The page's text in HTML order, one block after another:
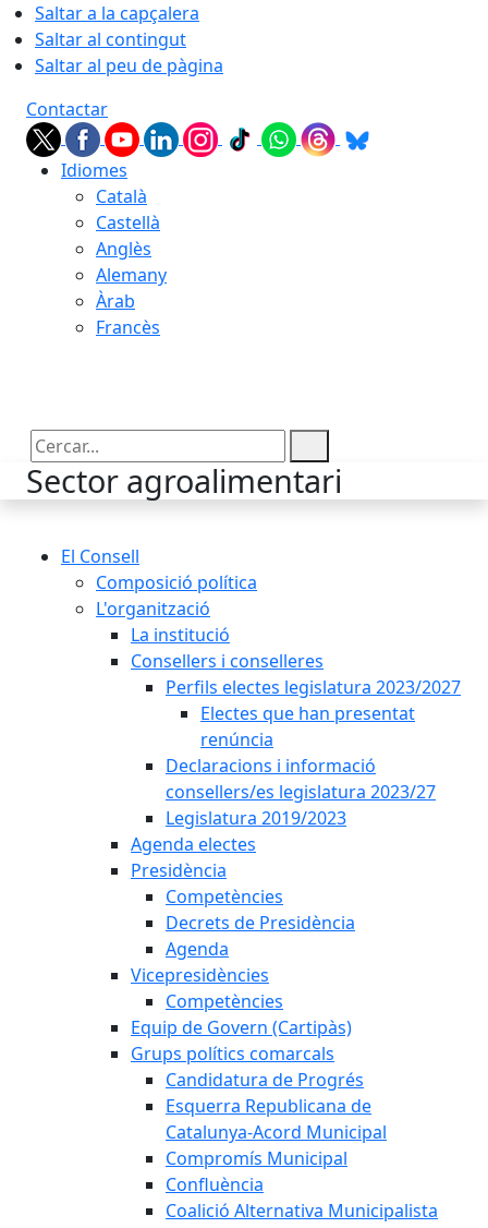
Saltar a la capçalera
Saltar al contingut
Saltar al peu de pàgina
Contactar
Idiomes
Català
Castellà
Anglès
Alemany
Àrab
Francès
Cercar:
Sector agroalimentari
El Consell
Composició política
L'organització
La institució
Consellers i conselleres
Perfils electes legislatura 2023/2027
Electes que han presentat
renúncia
Declaracions i informació
consellers/es legislatura 2023/27
Legislatura 2019/2023
Agenda electes
Presidència
Competències
Decrets de Presidència
Agenda
Vicepresidències
Competències
Equip de Govern (Cartipàs)
Grups polítics comarcals
Candidatura de Progrés
Esquerra Republicana de
Catalunya-Acord Municipal
Compromís Municipal
Confluència
Coalició Alternativa Municipalista